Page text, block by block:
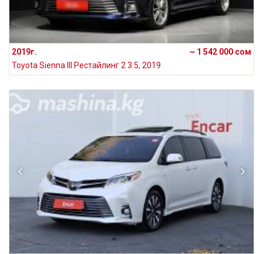
2019г.
~ 1 542 000 сом
Toyota Sienna III Рестайлинг 2 3.5, 2019